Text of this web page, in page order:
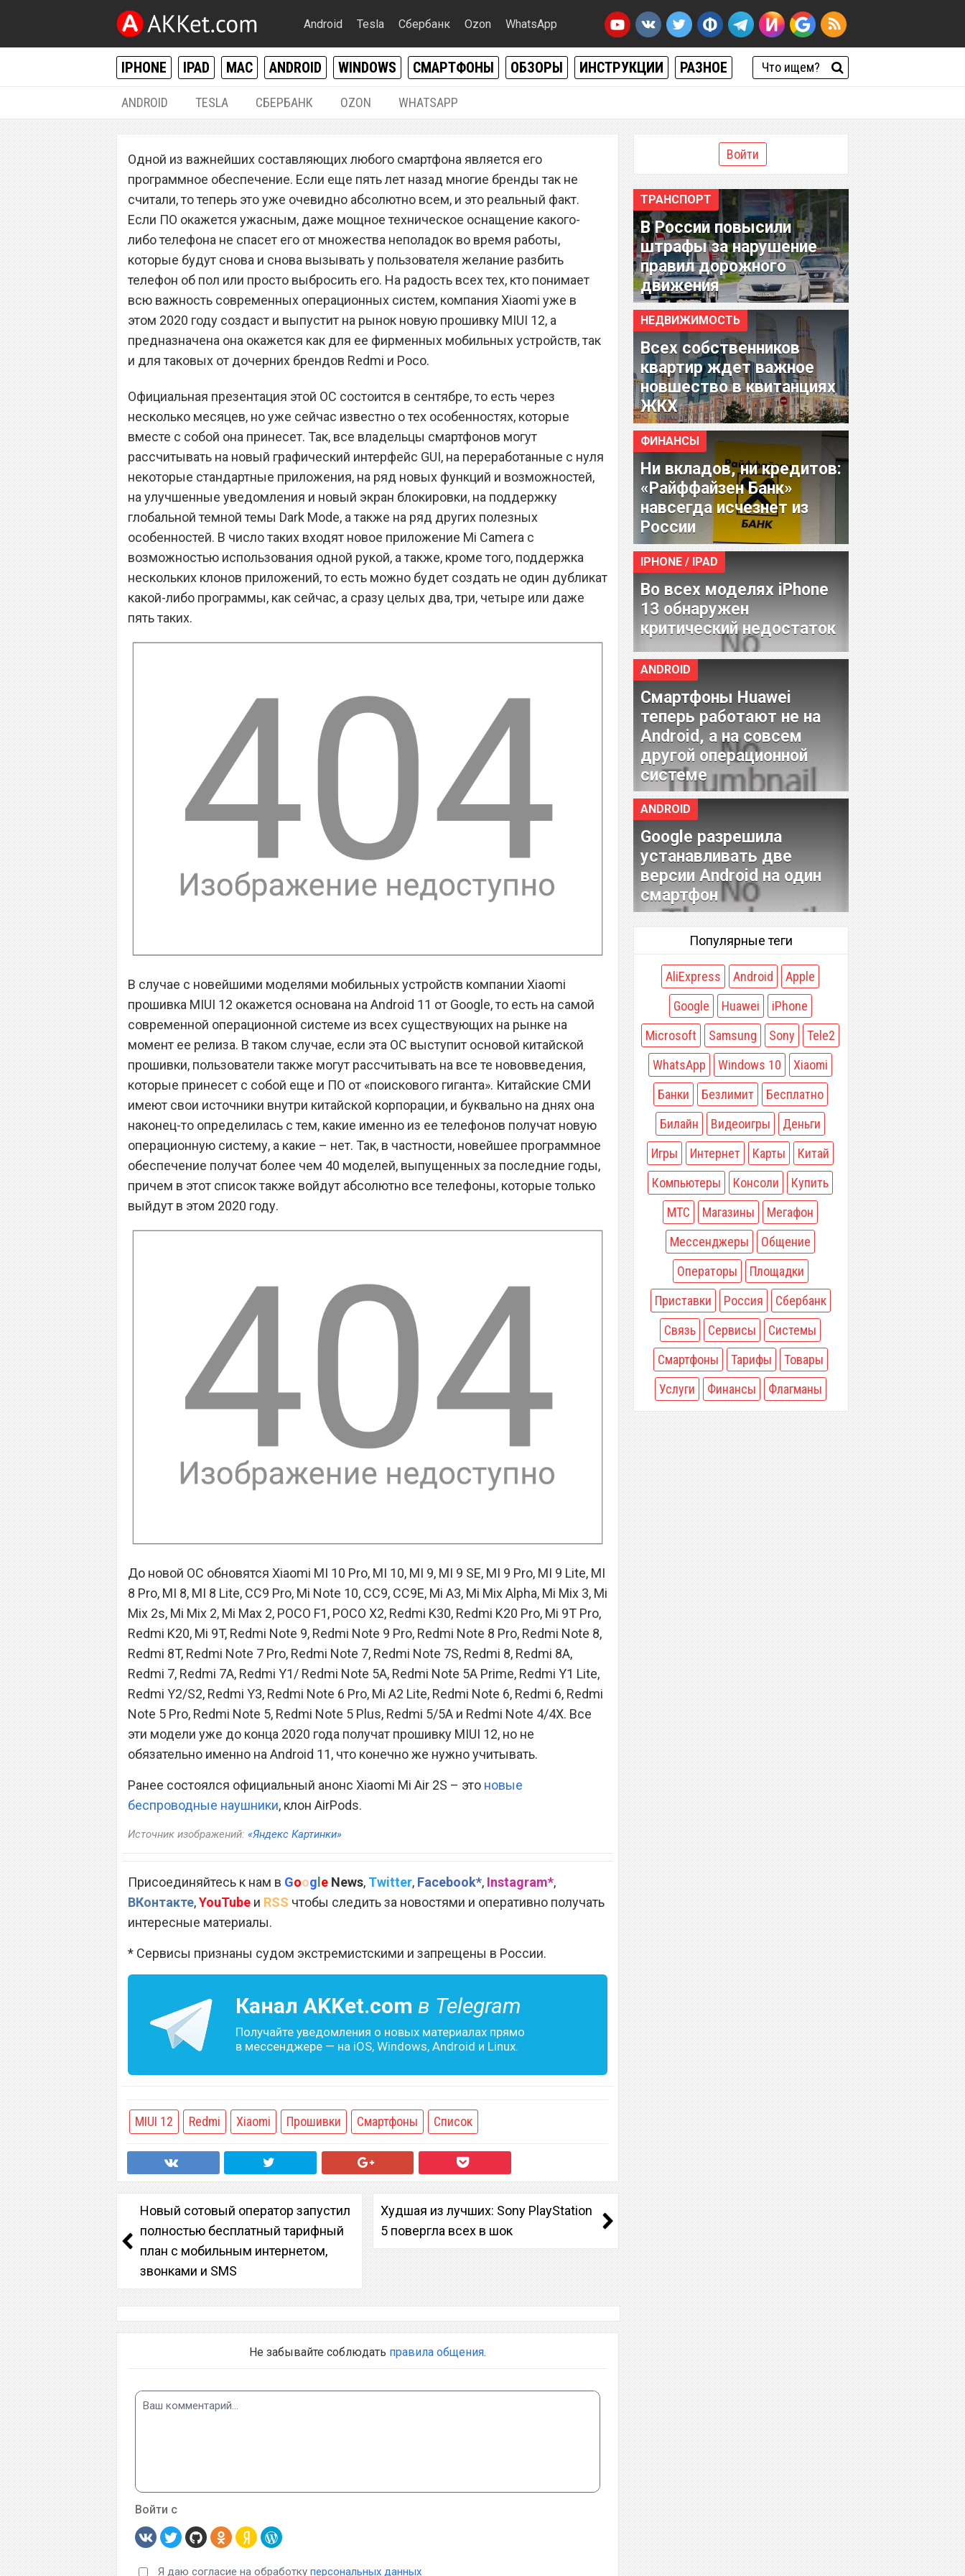
Android Tesla Сбербанк Ozon WhatsApp
IPHONE IPAD MAC ANDROID WINDOWS СМАРТФОНЫ ОБЗОРЫ ИНСТРУКЦИИ РАЗНОЕ
ANDROID TESLA СБЕРБАНК OZON WHATSAPP
Xiaomi назвала смартфоны, которые
обновятся до прошивки MIUI 12
Одной из важнейших составляющих любого смартфона является его
программное обеспечение. Если еще пять лет назад многие бренды так не
считали, то теперь это уже очевидно абсолютно всем, и это реальный факт.
Если ПО окажется ужасным, даже мощное техническое оснащение какого-
либо телефона не спасет его от множества неполадок во время работы,
которые будут снова и снова вызывать у пользователя желание разбить
телефон об пол или просто выбросить его. На радость всех тех, кто понимает
всю важность современных операционных систем, компания Xiaomi уже в
этом 2020 году создаст и выпустит на рынок новую прошивку MIUI 12, а
предназначена она окажется как для ее фирменных мобильных устройств, так
и для таковых от дочерних брендов Redmi и Poco.
Официальная презентация этой ОС состоится в сентябре, то есть через
несколько месяцев, но уже сейчас известно о тех особенностях, которые
вместе с собой она принесет. Так, все владельцы смартфонов могут
рассчитывать на новый графический интерфейс GUI, на переработанные с нуля
некоторые стандартные приложения, на ряд новых функций и возможностей,
на улучшенные уведомления и новый экран блокировки, на поддержку
глобальной темной темы Dark Mode, а также на ряд других полезных
особенностей. В число таких входят новое приложение Mi Camera с
возможностью использования одной рукой, а также, кроме того, поддержка
нескольких клонов приложений, то есть можно будет создать не один дубликат
какой-либо программы, как сейчас, а сразу целых два, три, четыре или даже
пять таких.
В случае с новейшими моделями мобильных устройств компании Xiaomi
прошивка MIUI 12 окажется основана на Android 11 от Google, то есть на самой
современной операционной системе из всех существующих на рынке на
момент ее релиза. В таком случае, если эта ОС выступит основой китайской
прошивки, пользователи также могут рассчитывать на все те нововведения,
которые принесет с собой еще и ПО от «поискового гиганта». Китайские СМИ
имеют свои источники внутри китайской корпорации, и буквально на днях она
наконец-то определилась с тем, какие именно из ее телефонов получат новую
операционную систему, а какие – нет. Так, в частности, новейшее программное
обеспечение получат более чем 40 моделей, выпущенных за последние годы,
причем в этот список также войдут абсолютно все телефоны, которые только
выйдут в этом 2020 году.
До новой ОС обновятся Xiaomi MI 10 Pro, MI 10, MI 9, MI 9 SE, MI 9 Pro, MI 9 Lite, MI
8 Pro, MI 8, MI 8 Lite, CC9 Pro, Mi Note 10, CC9, CC9E, Mi A3, Mi Mix Alpha, Mi Mix 3, Mi
Mix 2s, Mi Mix 2, Mi Max 2, POCO F1, POCO X2, Redmi K30, Redmi K20 Pro, Mi 9T Pro,
Redmi K20, Mi 9T, Redmi Note 9, Redmi Note 9 Pro, Redmi Note 8 Pro, Redmi Note 8,
Redmi 8T, Redmi Note 7 Pro, Redmi Note 7, Redmi Note 7S, Redmi 8, Redmi 8A,
Redmi 7, Redmi 7A, Redmi Y1/ Redmi Note 5A, Redmi Note 5A Prime, Redmi Y1 Lite,
Redmi Y2/S2, Redmi Y3, Redmi Note 6 Pro, Mi A2 Lite, Redmi Note 6, Redmi 6, Redmi
Note 5 Pro, Redmi Note 5, Redmi Note 5 Plus, Redmi 5/5A и Redmi Note 4/4X. Все
эти модели уже до конца 2020 года получат прошивку MIUI 12, но не
обязательно именно на Android 11, что конечно же нужно учитывать.
Ранее состоялся официальный анонс Xiaomi Mi Air 2S – это новые
беспроводные наушники, клон AirPods.
Источник изображений: «Яндекс Картинки»
Присоединяйтесь к нам в Google News, Twitter, Facebook*, Instagram*,
ВКонтакте,YouTube и RSS чтобы следить за новостями и оперативно получать
интересные материалы.
* Сервисы признаны судом экстремистскими и запрещены в России.
Канал AKKet.com в Telegram
Получайте уведомления о новых материалах прямо
в мессенджере — на iOS, Windows, Android и Linux.
MIUI 12 Redmi Xiaomi Прошивки Смартфоны Список
Новый сотовый оператор запустил
полностью бесплатный тарифный
план с мобильным интернетом,
звонками и SMS
Худшая из лучших: Sony PlayStation
5 повергла всех в шок
Не забывайте соблюдать правила общения.
Войти с
Я даю согласие на обработку персональных данных
Войти
ТРАНСПОРТ
В России повысили
штрафы за нарушение
правил дорожного
движения
НЕДВИЖИМОСТЬ
Всех собственников
квартир ждет важное
новшество в квитанциях
ЖКХ
ФИНАНСЫ
Ни вкладов, ни кредитов:
«Райффайзен Банк»
навсегда исчезнет из
России
IPHONE / IPAD
Во всех моделях iPhone
13 обнаружен
критический недостаток
ANDROID
Смартфоны Huawei
теперь работают не на
Android, а на совсем
другой операционной
системе
ANDROID
Google разрешила
устанавливать две
версии Android на один
смартфон
Популярные теги
AliExpress Android
Apple
Google
Huawei
iPhone
Microsoft
Samsung Sony
Tele2
WhatsApp
Windows 10
Xiaomi
Банки
Безлимит
Бесплатно
Билайн
Видеоигры
Деньги
Игры
Интернет Карты
Китай
Компьютеры
Консоли
Купить
МТС
Магазины
Мегафон
Мессенджеры
Общение
Операторы
Площадки
Приставки
Россия
Сбербанк
Связь
Сервисы
Системы
Смартфоны
Тарифы
Товары
Услуги
Финансы Флагманы